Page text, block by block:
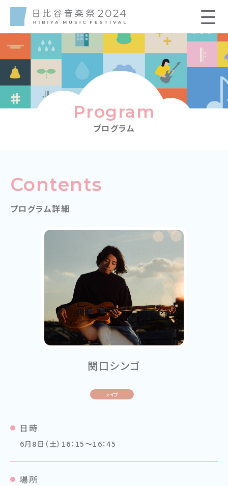
Program
プログラム
Contents
プログラム詳細
関口シンゴ
ライブ
日時
6月8日（土）16：15～16：45
場所